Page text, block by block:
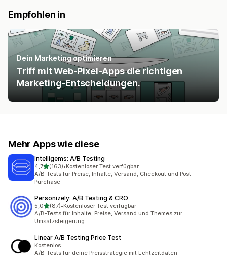
Empfohlen in
Dein Marketing optimieren
Triff mit Web-Pixel-Apps die richtigen
Marketing-Entscheidungen.
Mehr Apps wie diese
Intelligems: A/B Testing
4,7von 5 Sternen
(163)
163 Rezensionen insgesamt
•Kostenloser Test verfügbar
A/B-Tests für Preise, Inhalte, Versand, Checkout und Post-
Purchase
Personizely: A/B Testing & CRO
5,0von 5 Sternen
(87)
87 Rezensionen insgesamt
•Kostenloser Test verfügbar
A/B-Tests für Inhalte, Preise, Versand und Themes zur
Umsatzsteigerung
Linear A/B Testing Price Test
Kostenlos
A/B-Tests für deine Preisstrategie mit Echtzeitdaten